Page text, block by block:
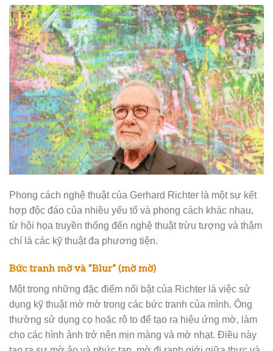
Phong cách nghệ thuật của Gerhard Richter là một sự kết
hợp độc đáo của nhiều yếu tố và phong cách khác nhau,
từ hội họa truyền thống đến nghệ thuật trừu tượng và thậm
chí là các kỹ thuật đa phương tiện.
Bức tranh mờ và “Blur” (mờ mờ)
Một trong những đặc điểm nổi bật của Richter là việc sử
dụng kỹ thuật mờ mờ trong các bức tranh của mình. Ông
thường sử dụng cọ hoặc rô to để tạo ra hiệu ứng mờ, làm
cho các hình ảnh trở nên mịn màng và mờ nhạt. Điều này